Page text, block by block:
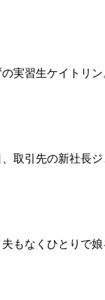
実習生ケイトリ
取引先の新社長
もなくひとりで